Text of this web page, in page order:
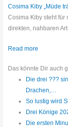
Cosima Kiby „Müde
Cosima Kiby steht für
direkten, nahbaren
Read more
Das könnte Dir auch
Die drei ???
Drachen,…
So lustig wird
Drei Könige
Die ersten